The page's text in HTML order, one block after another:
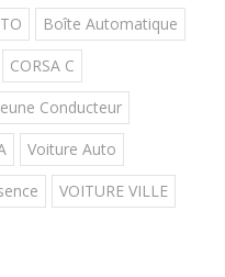
Boîte Automatique
CORSA C
Conducteur
Voiture Auto
VOITURE VILLE